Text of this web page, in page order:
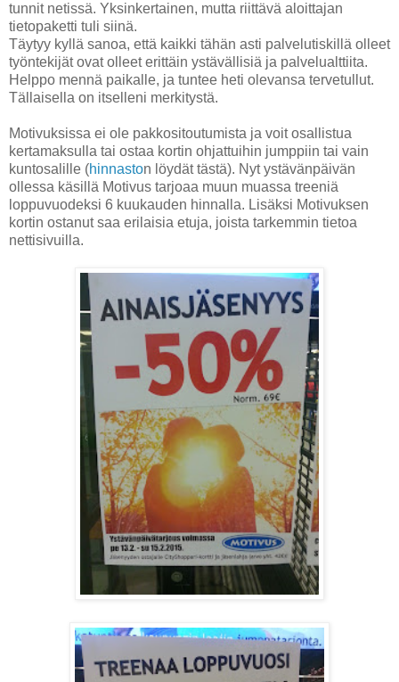
tunnit netissä. Yksinkertainen, mutta riittävä aloittajan
tietopaketti tuli siinä.
Täytyy kyllä sanoa, että kaikki tähän asti palvelutiskillä olleet
työntekijät ovat olleet erittäin ystävällisiä ja palvelualttiita.
Helppo mennä paikalle, ja tuntee heti olevansa tervetullut.
Tällaisella on itselleni merkitystä.
Motivuksissa ei ole pakkositoutumista ja voit osallistua
kertamaksulla tai ostaa kortin ohjattuihin jumppiin tai vain
kuntosalille (hinnaston löydät tästä). Nyt ystävänpäivän
ollessa käsillä Motivus tarjoaa muun muassa treeniä
loppuvuodeksi 6 kuukauden hinnalla. Lisäksi Motivuksen
kortin ostanut saa erilaisia etuja, joista tarkemmin tietoa
nettisivuilla.